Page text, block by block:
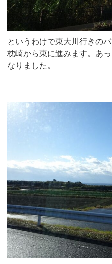
というわけで東大川行きのバ
枕崎から東に進みます。あ
なりました。